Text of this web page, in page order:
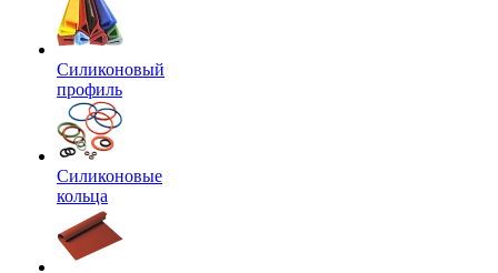
Силиконовый
профиль
Силиконовые
кольца